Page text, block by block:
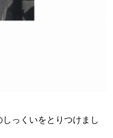
っくいをとりつけまし